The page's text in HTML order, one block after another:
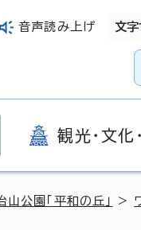
音声読み上げ 文字
観光・文化
山公園「平和の丘」 >